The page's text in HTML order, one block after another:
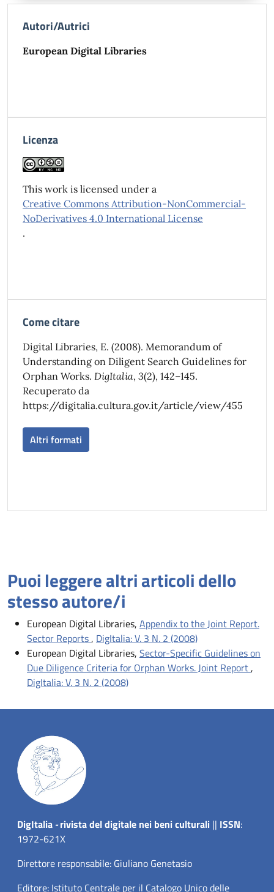
Autori/Autrici
European Digital Libraries
Licenza
This work is licensed under a
Creative Commons Attribution-NonCommercial-
NoDerivatives 4.0 International License
.
Come citare
Digital Libraries, E. (2008). Memorandum of
Understanding on Diligent Search Guidelines for
Orphan Works. DigItalia, 3(2), 142–145.
Recuperato da
https://digitalia.cultura.gov.it/article/view/455
Altri formati
Puoi leggere altri articoli dello
stesso autore/i
European Digital Libraries, Appendix to the Joint Report.
Sector Reports, DigItalia: V. 3 N. 2 (2008)
European Digital Libraries, Sector-Specific Guidelines on
Due Diligence Criteria for Orphan Works. Joint Report,
DigItalia: V. 3 N. 2 (2008)
DigItalia -rivista del digitale nei beni culturali || ISSN:
1972-621X
Direttore responsabile: Giuliano Genetasio
Editore: Istituto Centrale per il Catalogo Unico delle